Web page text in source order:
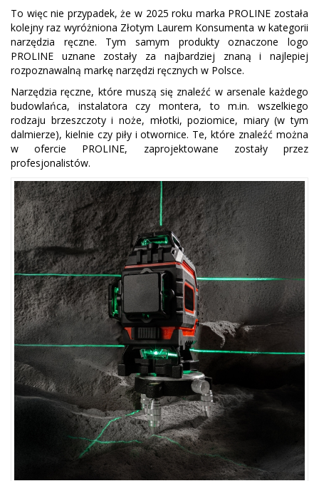
To więc nie przypadek, że w 2025 roku marka PROLINE została
kolejny raz wyróżniona Złotym Laurem Konsumenta w kategorii
narzędzia ręczne. Tym samym produkty oznaczone logo
PROLINE uznane zostały za najbardziej znaną i najlepiej
rozpoznawalną markę narzędzi ręcznych w Polsce.
Narzędzia ręczne, które muszą się znaleźć w arsenale każdego
budowlańca, instalatora czy montera, to m.in. wszelkiego
rodzaju brzeszczoty i noże, młotki, poziomice, miary (w tym
dalmierze), kielnie czy piły i otwornice. Te, które znaleźć można
w ofercie PROLINE, zaprojektowane zostały przez
profesjonalistów.